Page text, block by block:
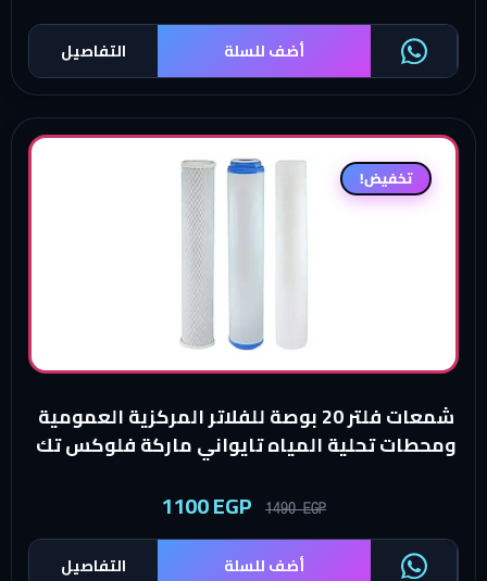
التفاصيل أضف للسلة
تخفيض!
شمعات فلتر 20 بوصة للفلاتر المركزية العمومية
ومحطات تحلية المياه تايواني ماركة فلوكس تك
1490EGP
1100EGP
التفاصيل أضف للسلة